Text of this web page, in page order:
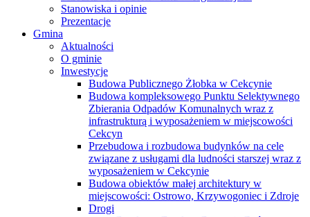
Stanowiska i opinie
Prezentacje
Gmina
Aktualności
O gminie
Inwestycje
Budowa Publicznego Żłobka w Cekcynie
Budowa kompleksowego Punktu Selektywnego
Zbierania Odpadów Komunalnych wraz z
infrastrukturą i wyposażeniem w miejscowości
Cekcyn
Przebudowa i rozbudowa budynków na cele
związane z usługami dla ludności starszej wraz z
wyposażeniem w Cekcynie
Budowa obiektów małej architektury w
miejscowości: Ostrowo, Krzywogoniec i Zdroje
Drogi